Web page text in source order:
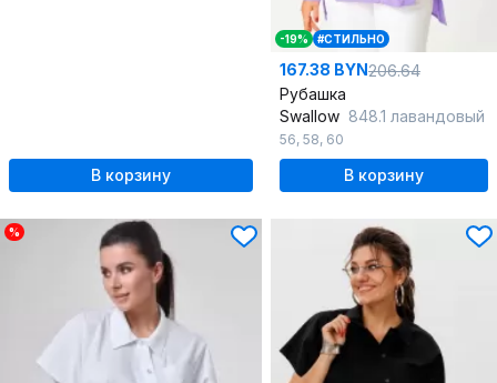
В корзину
-19% #СТИЛЬНО
167.38 BYN206.64
Рубашка
Swallow 848.1 лавандовый
56, 58, 60
В корзину
%